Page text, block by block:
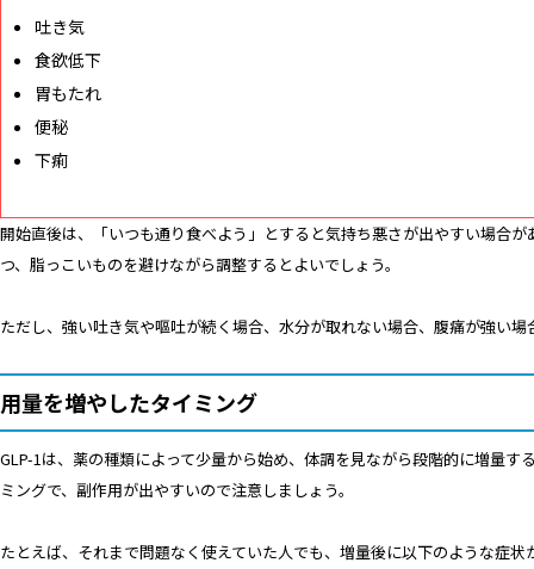
吐き気
食欲低下
胃もたれ
便秘
下痢
開始直後は、「いつも通り食べよう」とすると気持ち悪さが出やすい場合
つ、脂っこいものを避けながら調整するとよいでしょう。
ただし、強い吐き気や嘔吐が続く場合、水分が取れない場合、腹痛が強い
用量を増やしたタイミング
GLP-1は、薬の種類によって少量から始め、体調を見ながら段階的に増量す
ミングで、副作用が出やすいので注意しましょう。
たとえば、それまで問題なく使えていた人でも、増量後に以下のような症状